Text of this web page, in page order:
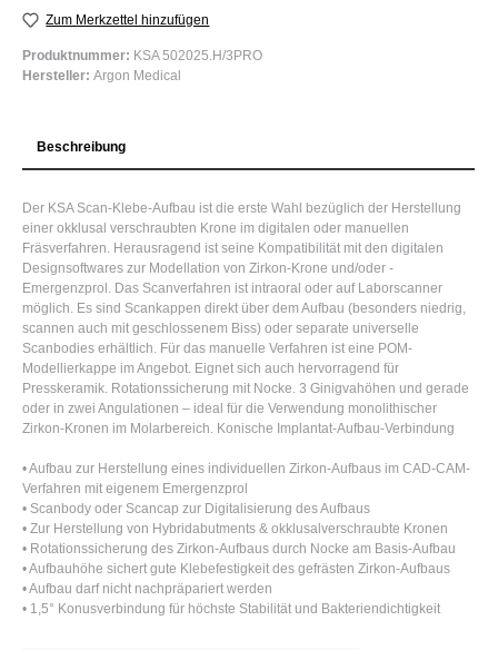
Zum Merkzettel hinzufügen
Produktnummer: KSA 502025.H/3PRO
Hersteller: Argon Medical
Beschreibung
Der KSA Scan-Klebe-Aufbau ist die erste Wahl bezüglich der Herstellung
einer okklusal verschraubten Krone im digitalen oder manuellen
Fräsverfahren. Herausragend ist seine Kompatibilität mit den digitalen
Designsoftwares zur Modellation von Zirkon-Krone und/oder -
Emergenzprol. Das Scanverfahren ist intraoral oder auf Laborscanner
möglich. Es sind Scankappen direkt über dem Aufbau (besonders niedrig,
scannen auch mit geschlossenem Biss) oder separate universelle
Scanbodies erhältlich. Für das manuelle Verfahren ist eine POM-
Modellierkappe im Angebot. Eignet sich auch hervorragend für
Presskeramik. Rotationssicherung mit Nocke. 3 Ginigvahöhen und gerade
oder in zwei Angulationen – ideal für die Verwendung monolithischer
Zirkon-Kronen im Molarbereich. Konische Implantat-Aufbau-Verbindung
• Aufbau zur Herstellung eines individuellen Zirkon-Aufbaus im CAD-CAM-
Verfahren mit eigenem Emergenzprol
• Scanbody oder Scancap zur Digitalisierung des Aufbaus
• Zur Herstellung von Hybridabutments & okklusalverschraubte Kronen
• Rotationssicherung des Zirkon-Aufbaus durch Nocke am Basis-Aufbau
• Aufbauhöhe sichert gute Klebefestigkeit des gefrästen Zirkon-Aufbaus
• Aufbau darf nicht nachpräpariert werden
• 1,5° Konusverbindung für höchste Stabilität und Bakteriendichtigkeit